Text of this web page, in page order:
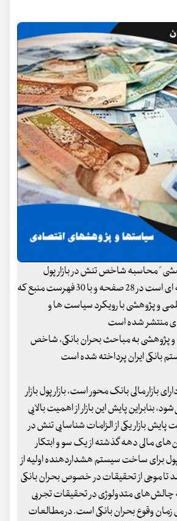
" محاسبه شاخص تنش در بازار پول
اقتصاد ایران" مقاله ای است در 28 صفحه و با 30 فهرست منبع که
و پژوهشی با رویکرد سیاست ها و
منتشر شده است
و پژوهشی به مباحث بحران بانکی، شاخص
بانکی ایران پرداخته شده است
بازار مالی بانک محور است، بازار پول بازار
پایش این بازار از اهمیت بالایی
بازار یکی از الزامات شناسایی تنش در
مالی دهه گذشته از یک سو و ابتکار
برای ساخت سیستم هشداردهنده اولیه از
موجی از تحقیقات در خصوص بحران بانکی
چالش‌های متدولوژی در تحقیقات تجربی
زمان وقوع بحران بانکی است. در مطالعات